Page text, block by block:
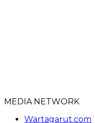
MEDIA NETWORK
Wartagarut.com